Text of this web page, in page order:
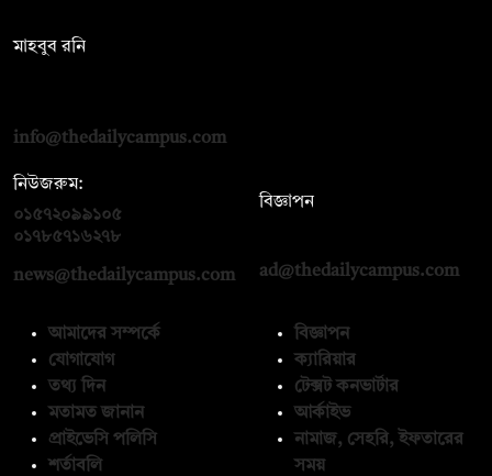
মাহবুব রনি
info@thedailycampus.com
নিউজরুম:
০১৫৭২০৯৯১০৫
০১৭৮৫৭১৬২৭৮
news@thedailycampus.com
বিজ্ঞাপন
ad@thedailycampus.com
আমাদের সম্পর্কে
যোগাযোগ
তথ্য দিন
মতামত জানান
প্রাইভেসি পলিসি
শর্তাবলি
বিজ্ঞাপন
ক্যারিয়ার
টেক্সট কনভার্টার
আর্কাইভ
নামাজ, সেহরি, ইফতারের
সময়